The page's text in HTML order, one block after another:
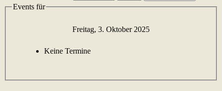
Events für
Freitag, 3. Oktober 2025
Keine Termine